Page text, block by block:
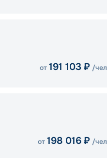
от 191 103 ₽ /чел
от 198 016 ₽ /чел